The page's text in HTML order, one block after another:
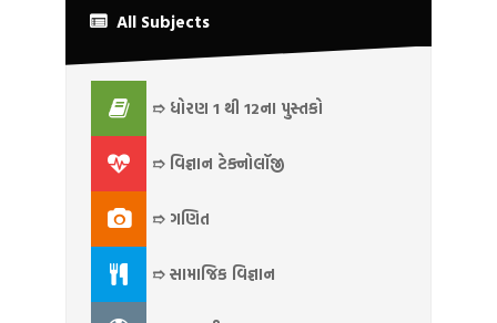
All Subjects
➱ ધોરણ 1 થી 12ના પુસ્તકો
➱ વિજ્ઞાન ટેક્નોલૉજી
➱ ગણિત
➱ સામાજિક વિજ્ઞાન